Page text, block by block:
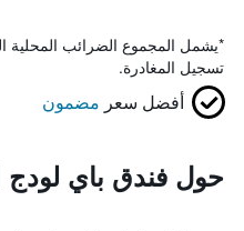
*يشمل المجموع الضرائب المحلية
تسجيل المغادرة.
أفضل سعر مضمون
حول فندق باي لودج